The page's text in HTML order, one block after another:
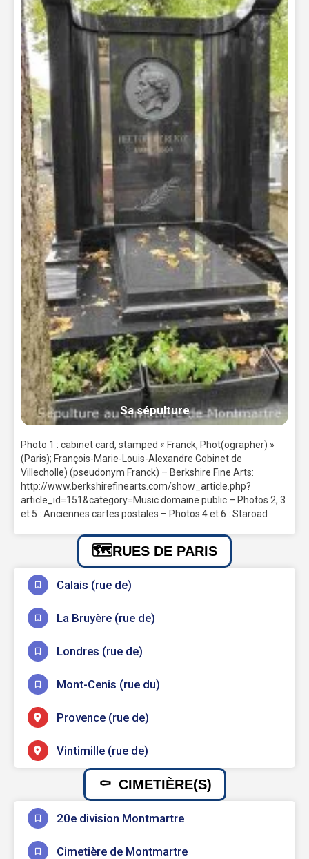
Sa sépulture
Photo 1 : cabinet card, stamped « Franck, Phot(ographer) »
(Paris); François-Marie-Louis-Alexandre Gobinet de
Villecholle) (pseudonym Franck) – Berkshire Fine Arts:
http://www.berkshirefinearts.com/show_article.php?
article_id=151&category=Music domaine public – Photos 2, 3
et 5 : Anciennes cartes postales – Photos 4 et 6 : Staroad
RUES DE PARIS
Calais (rue de)
La Bruyère (rue de)
Londres (rue de)
Mont-Cenis (rue du)
Provence (rue de)
Vintimille (rue de)
CIMETIÈRE(S)
20e division Montmartre
Cimetière de Montmartre